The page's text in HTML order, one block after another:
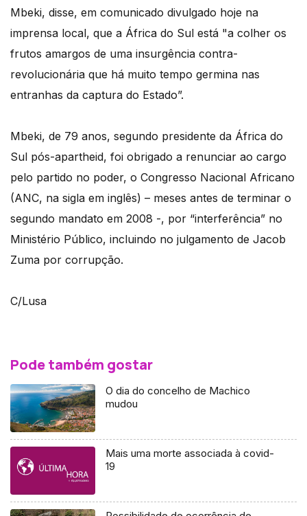
Mbeki, disse, em comunicado divulgado hoje na
imprensa local, que a África do Sul está "a colher os
frutos amargos de uma insurgência contra-
revolucionária que há muito tempo germina nas
entranhas da captura do Estado”.
Mbeki, de 79 anos, segundo presidente da África do
Sul pós-apartheid, foi obrigado a renunciar ao cargo
pelo partido no poder, o Congresso Nacional Africano
(ANC, na sigla em inglês) – meses antes de terminar o
segundo mandato em 2008 -, por “interferência” no
Ministério Público, incluindo no julgamento de Jacob
Zuma por corrupção.
C/Lusa
Pode também gostar
O dia do concelho de Machico
mudou
Mais uma morte associada à covid-
19